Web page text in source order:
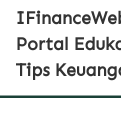
Portal
Tips